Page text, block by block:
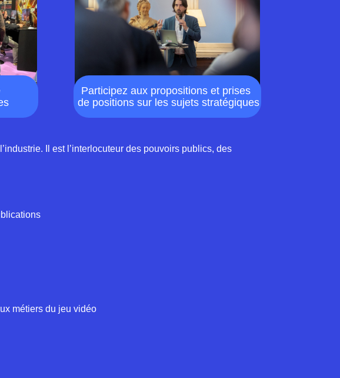
Participez aux propositions et prises
de positions sur les sujets stratégiques
Il est l’interlocuteur des pouvoirs publics, des
métiers du jeu vidéo